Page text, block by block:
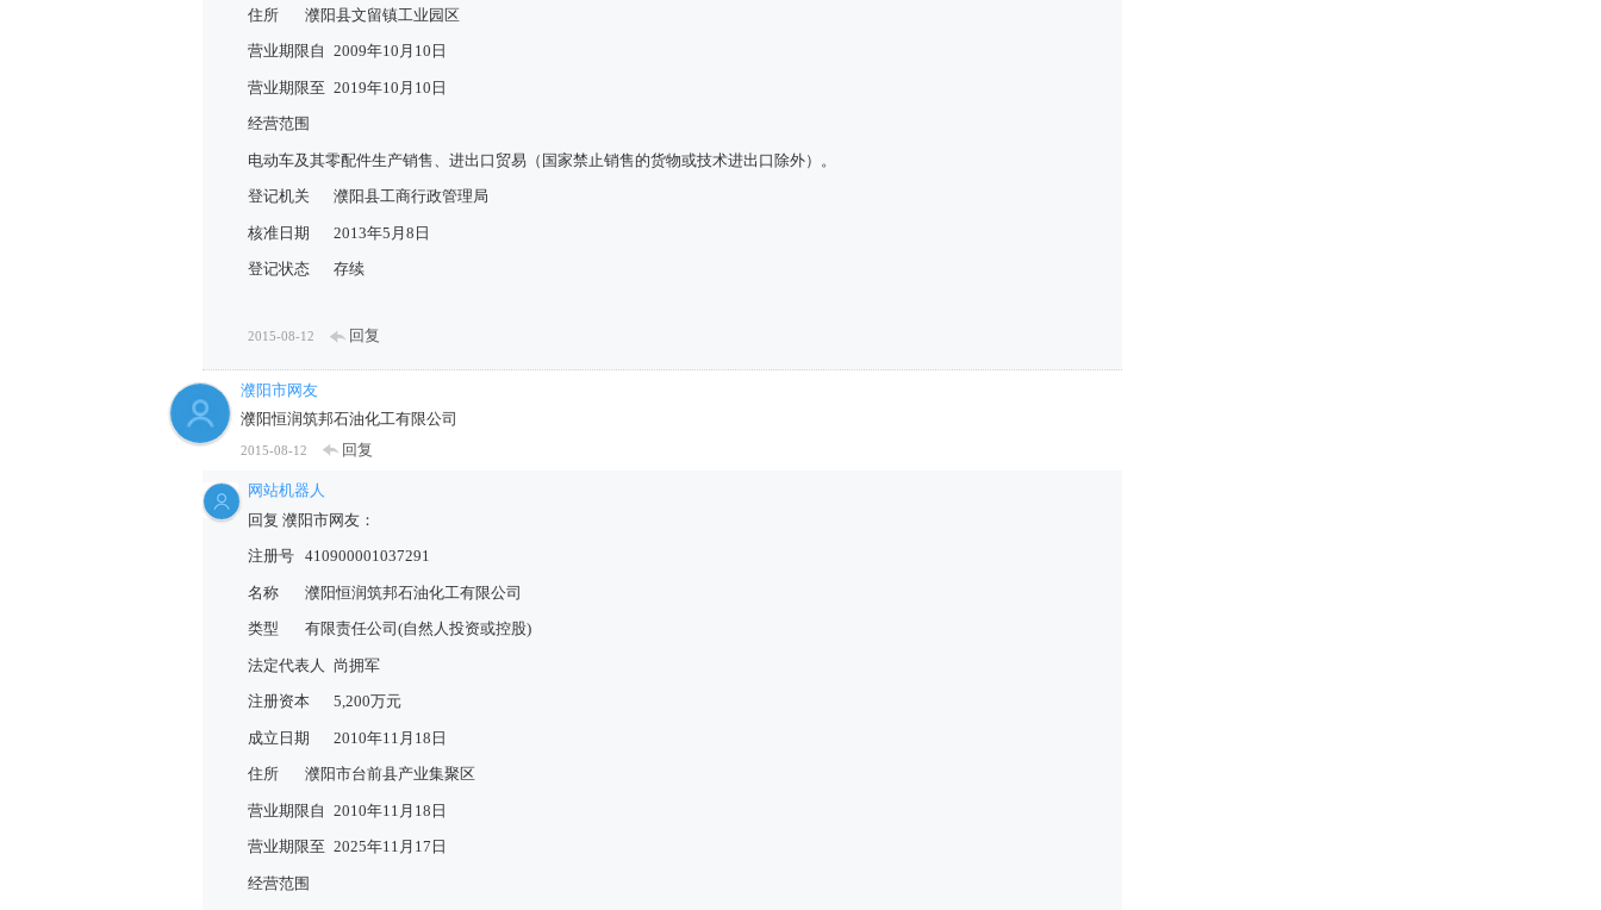
住所 濮阳县文留镇工业园区
营业期限自 2009年10月10日
营业期限至 2019年10月10日
经营范围
电动车及其零配件生产销售、进出口贸易（国家禁止销售的货物或技术进出口除外）。
登记机关 濮阳县工商行政管理局
核准日期 2013年5月8日
登记状态 存续
2015-08-12 回复
濮阳市网友
濮阳恒润筑邦石油化工有限公司
2015-08-12 回复
网站机器人
回复 濮阳市网友：
注册号 410900001037291
名称 濮阳恒润筑邦石油化工有限公司
类型 有限责任公司(自然人投资或控股)
法定代表人 尚拥军
注册资本 5,200万元
成立日期 2010年11月18日
住所 濮阳市台前县产业集聚区
营业期限自 2010年11月18日
营业期限至 2025年11月17日
经营范围